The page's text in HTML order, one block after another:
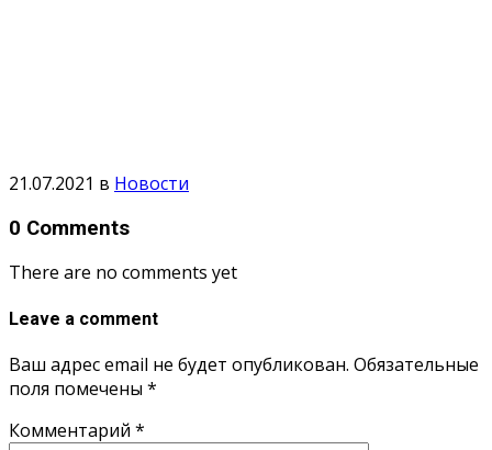
21.07.2021 в Новости
0 Comments
There are no comments yet
Leave a comment
Ваш адрес email не будет опубликован. Обязательные
поля помечены *
Комментарий *